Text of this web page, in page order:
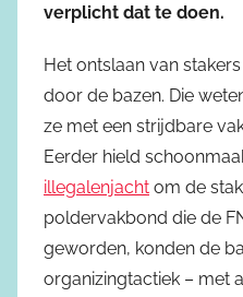
verplicht dat te doen.
Het ontslaan van
door de bazen. Die
ze met een strijdbare
Eerder hield
illegalenjacht om de
poldervakbond die de
geworden, konden de
organizingtactiek – met